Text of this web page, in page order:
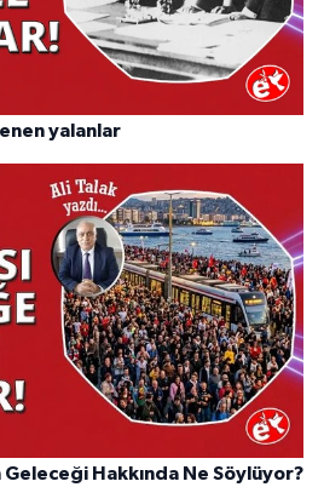
yalanlar
Geleceği Hakkında Ne Söylüyor?